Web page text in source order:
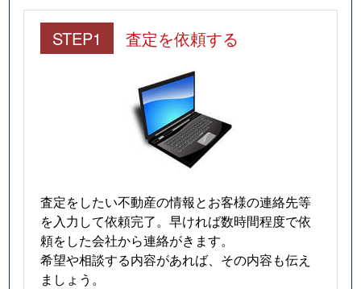
STEP1 査定を依頼する
査定をしたい不動産の情報とお客様の連絡先等
を入力して依頼完了。早ければ数時間程度で依
頼をした会社から連絡がきます。
希望や相談する内容があれば、その内容も伝え
ましょう。